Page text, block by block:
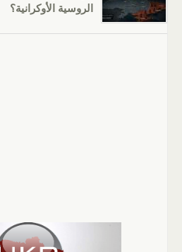
الروسية الأوكرانية؟